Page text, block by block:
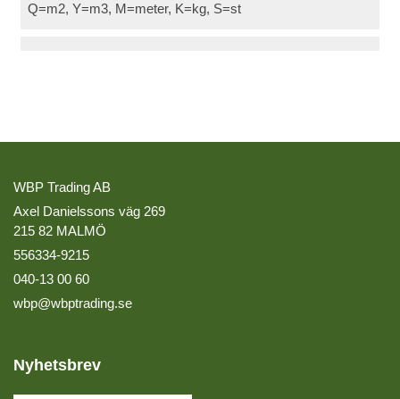
Q=m2, Y=m3, M=meter, K=kg, S=st
WBP Trading AB
Axel Danielssons väg 269
215 82 MALMÖ
556334-9215
040-13 00 60
wbp@wbptrading.se
Nyhetsbrev